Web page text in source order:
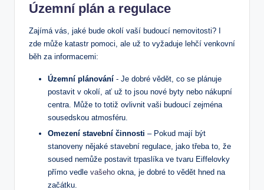
Územní plán a regulace
Zajímá vás, jaké⁣ bude okolí ‍vaší budoucí nemovitosti? I
zde může⁤ katastr pomoci,‌ ale už to‌ vyžaduje⁤ lehčí ⁤venkovní
běh ⁣za informacemi:
Územní plánování ⁤- ⁤Je dobré ⁣vědět, co se plánuje
postavit v okolí, ať už to jsou nové byty ⁤nebo ⁤nákupní
centra.‌ Může to totiž ovlivnit ‌vaši budoucí zejména
⁤sousedskou ‍atmosféru.
Omezení stavební činnosti – Pokud ​mají být
stanoveny nějaké stavební​ regulace, jako⁢ třeba to, že
soused nemůže postavit‌ trpaslíka ve⁣ tvaru Eiffelovky
přímo vedle‌ vašeho okna, ⁣je dobré to‌ vědět hned na
začátku.